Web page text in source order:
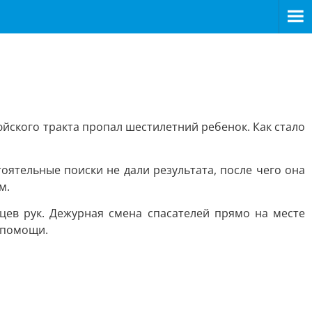
тракта пропал шестилетний ребенок. Как стало
поиски не дали результата, после чего она
рук. Дежурная смена спасателей прямо на месте
помощи.